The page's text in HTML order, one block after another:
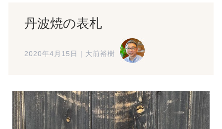
丹波焼の表札
2020年4月15日 大前裕樹